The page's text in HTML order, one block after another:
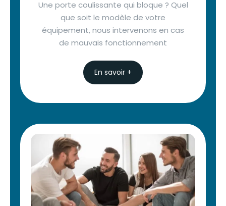
Une porte coulissante qui bloque ? Quel
que soit le modèle de votre
équipement, nous intervenons en cas
de mauvais fonctionnement
En savoir +